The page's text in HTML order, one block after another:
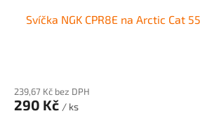
Svíčka NGK CPR8E na Arctic Cat
239,67 Kč bez DPH
290 Kč / ks